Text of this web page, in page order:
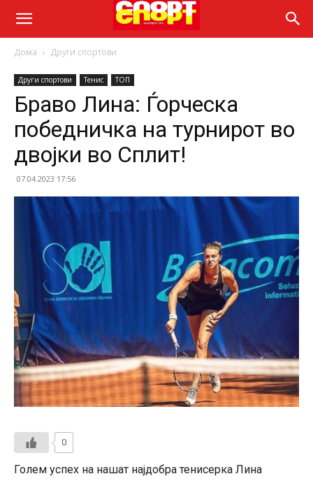
Дома Други спортови
Други спортови Тенис ТОП
Браво Лина: Ѓорческа
победничка на турнирот во
двојки во Сплит!
07.04.2023 17:56
0
Голем успех на нашат најдобра тенисерка Лина